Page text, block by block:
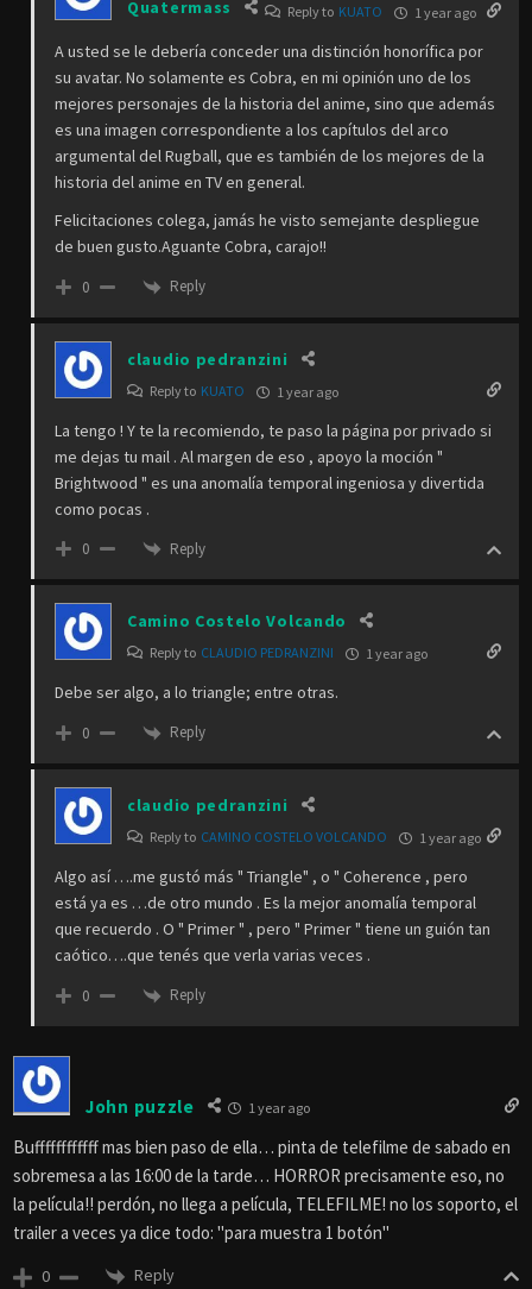
Quatermass Reply to KUATO 1 year ago
A usted se le debería conceder una distinción honorífica por
su avatar. No solamente es Cobra, en mi opinión uno de los
mejores personajes de la historia del anime, sino que además
es una imagen correspondiente a los capítulos del arco
argumental del Rugball, que es también de los mejores de la
historia del anime en TV en general.
Felicitaciones colega, jamás he visto semejante despliegue
de buen gusto.Aguante Cobra, carajo!!
0 Reply
claudio pedranzini
Reply to KUATO 1 year ago
La tengo ! Y te la recomiendo, te paso la página por privado si
me dejas tu mail . Al margen de eso , apoyo la moción "
Brightwood " es una anomalía temporal ingeniosa y divertida
como pocas .
0 Reply
Camino Costelo Volcando
Reply to CLAUDIO PEDRANZINI 1 year ago
Debe ser algo, a lo triangle; entre otras.
0 Reply
claudio pedranzini
Reply to CAMINO COSTELO VOLCANDO 1 year ago
Algo así ….me gustó más " Triangle" , o " Coherence , pero
está ya es …de otro mundo . Es la mejor anomalía temporal
que recuerdo . O " Primer " , pero " Primer " tiene un guión tan
caótico….que tenés que verla varias veces .
0 Reply
John puzzle 1 year ago
Buffffffffffff mas bien paso de ella… pinta de telefilme de sabado en
sobremesa a las 16:00 de la tarde… HORROR precisamente eso, no
la película!! perdón, no llega a película, TELEFILME! no los soporto, el
trailer a veces ya dice todo: "para muestra 1 botón"
0 Reply